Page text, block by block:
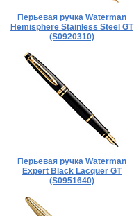
Перьевая ручка Waterman
Hemisphere Stainless Steel GT
(S0920310)
Перьевая ручка Waterman
Expert Black Lacquer GT
(S0951640)